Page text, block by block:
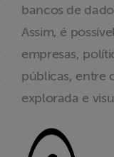
Notícias
Associe-se
Doe para
>> Conteúdo
bancos de
Assim, é
empresas,
públicas, entre
explorada e